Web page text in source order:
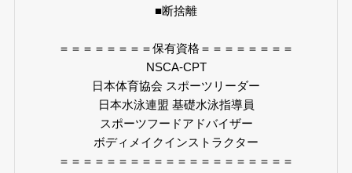
■断捨離
＝＝＝＝＝＝＝＝保有資格＝＝＝＝＝＝＝＝
NSCA-CPT
日本体育協会 スポーツリーダー
日本水泳連盟 基礎水泳指導員
スポーツフードアドバイザー
ボディメイクインストラクター
＝＝＝＝＝＝＝＝＝＝＝＝＝＝＝＝＝＝＝＝